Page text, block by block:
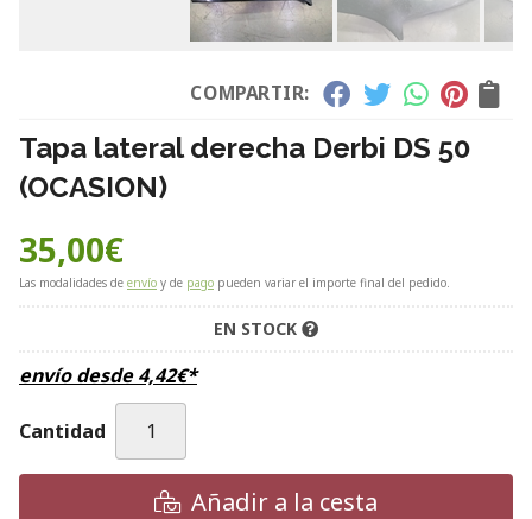
COMPARTIR:
Tapa lateral derecha Derbi DS 50
(OCASION)
35,00€
Las modalidades de envío y de pago pueden variar el importe final del pedido.
EN STOCK
envío desde4,42€*
Cantidad
Añadir a la cesta